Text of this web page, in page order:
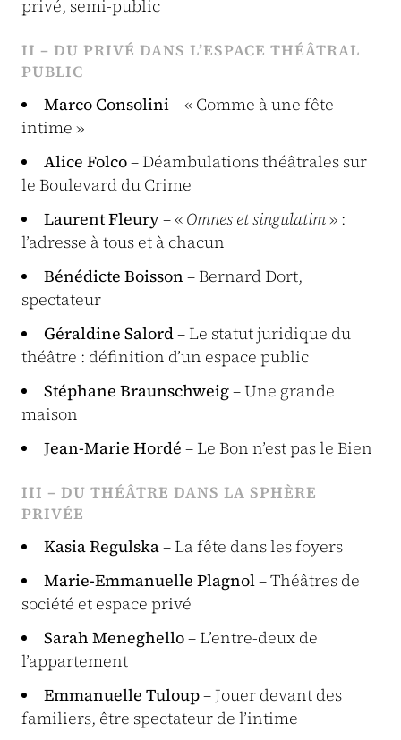
privé, semi-public
II – DU PRIVÉ DANS L’ESPACE THÉÂTRAL
PUBLIC
Marco Consolini– « Comme à une fête
intime »
Alice Folco– Déambulations théâtrales sur
le Boulevard du Crime
Laurent Fleury– « Omnes et singulatim» :
l’adresse à tous et à chacun
Bénédicte Boisson – Bernard Dort,
spectateur
Géraldine Salord– Le statut juridique du
théâtre : définition d’un espace public
Stéphane Braunschweig– Une grande
maison
Jean-Marie Hordé – Le Bon n’est pas le Bien
III – DU THÉÂTRE DANS LA SPHÈRE
PRIVÉE
Kasia Regulska– La fête dans les foyers
Marie-Emmanuelle Plagnol– Théâtres de
société et espace privé
Sarah Meneghello– L’entre-deux de
l’appartement
Emmanuelle Tuloup– Jouer devant des
familiers, être spectateur de l’intime